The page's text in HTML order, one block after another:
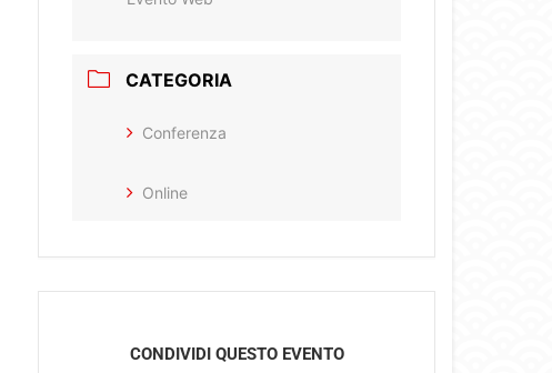
CATEGORIA
Conferenza
Online
CONDIVIDI QUESTO EVENTO